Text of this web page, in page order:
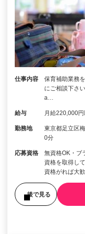
仕事内容
保育補助業務
にご相談下さ
a…
給与 月給220,000円
勤務地
東京都足立区
0分
応募資格
無資格OK・
資格を取得し
資格がれば大
後で見る